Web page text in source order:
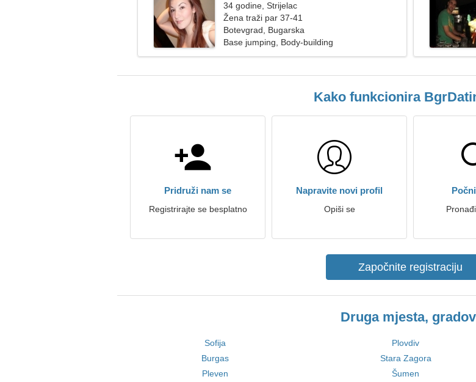
34 godine, Strijelac
Žena traži par 37-41
Botevgrad, Bugarska
Base jumping, Body-building
Kako funkcionira
Pridruži nam se
Registrirajte se besplatno
Napravite novi profil
Opiši se
Započnite registraciju
Druga mjesta,
Sofija Plovdiv
Burgas
Stara Zagora
Pleven
Šumen